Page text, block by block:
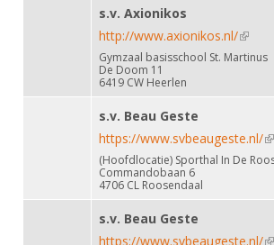
s.v. Axionikos
http://www.axionikos.nl/(link
Gymzaal basisschool St. Martinus
De Doom 11
6419 CW Heerlen
s.v. Beau Geste
https://www.svbeaugeste.nl/
(Hoofdlocatie) Sporthal In De
Commandobaan 6
4706 CL Roosendaal
s.v. Beau Geste
https://www.svbeaugeste.nl/